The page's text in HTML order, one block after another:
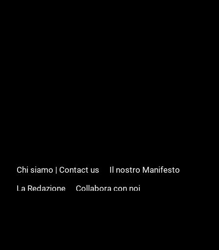
Chi siamo | Contact us
Il nostro Manifesto
La Redazione
Collabora con noi